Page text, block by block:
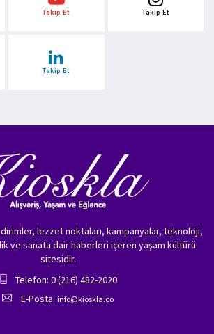
Takip Et Takip Et
Takip Et
lezzet noktaları, kampanyalar, teknoloji,
ve sanata dair haberleri içeren yaşam kültürü
sitesidir.
Telefon: 0 (216) 482-2020
E-Posta: info@kioskla.co